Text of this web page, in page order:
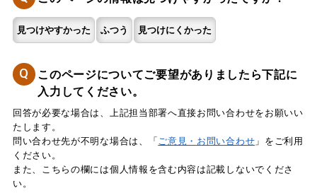
見つけやすかった ふつう 見つけにくかった
Q
このページについてご要望がありましたら下記に
入力してください。
回答が必要な場合は、上記担当部署へ直接お問い合わせをお願いい
たします。
問い合わせ先が不明な場合は、「 ご意見・お問い合わせ 」をご利用
ください。
また、こちらの欄には個人情報を含む内容は記載しないでくださ
い。